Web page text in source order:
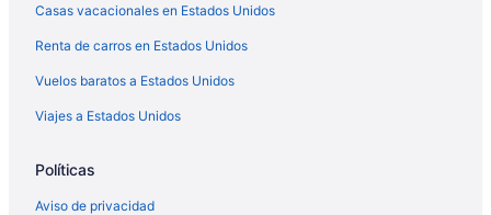
A-Frame Tiny House Tucked into the Northwoods
Casas vacacionales en Estados Unidos
Renta de carros en Estados Unidos
Vuelos baratos a Estados Unidos
Viajes a Estados Unidos
Políticas
Aviso de privacidad